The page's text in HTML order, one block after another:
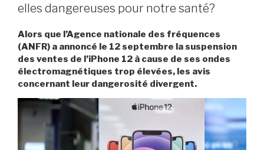
elles dangereuses pour notre santé?
Alors que l’Agence nationale des fréquences
(ANFR) a annoncé le 12 septembre la suspension
des ventes de l’iPhone 12 à cause de ses ondes
électromagnétiques trop élevées, les avis
concernant leur dangerosité divergent.